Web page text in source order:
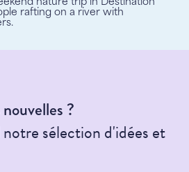
?
notre sélection d'idées et